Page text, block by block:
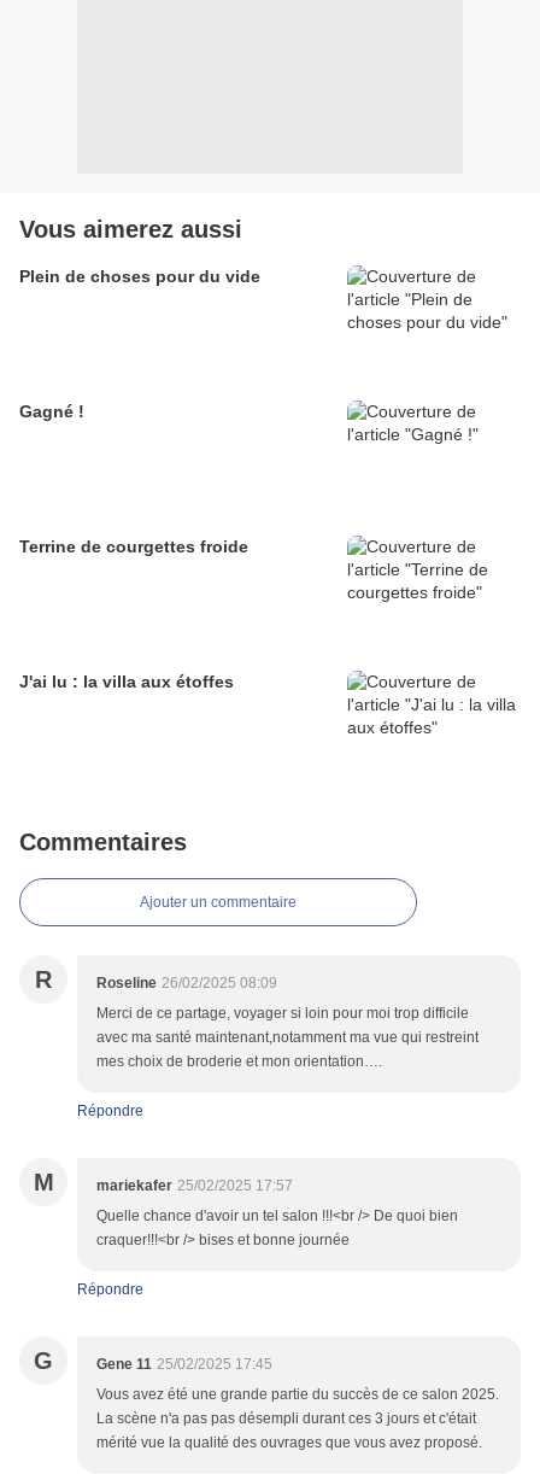
Vous aimerez aussi
Plein de choses pour du vide
Gagné !
Terrine de courgettes froide
J'ai lu : la villa aux étoffes
Commentaires
Ajouter un commentaire
R Roseline 26/02/2025 08:09
Merci de ce partage, voyager si loin pour moi trop difficile
avec ma santé maintenant,notamment ma vue qui restreint
mes choix de broderie et mon orientation….
Répondre
M mariekafer 25/02/2025 17:57
Quelle chance d'avoir un tel salon !!!<br /> De quoi bien
craquer!!!<br /> bises et bonne journée
Répondre
G Gene 11 25/02/2025 17:45
Vous avez été une grande partie du succès de ce salon 2025.
La scène n'a pas pas désempli durant ces 3 jours et c'était
mérité vue la qualité des ouvrages que vous avez proposé.